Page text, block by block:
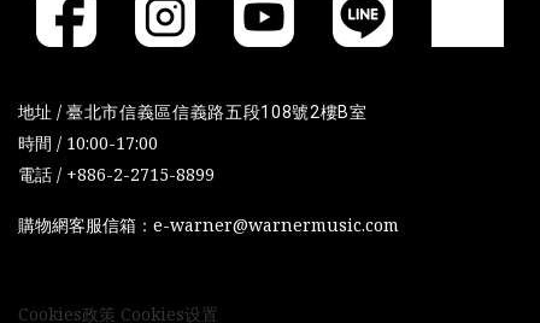
地址 / 臺北市信義區信義路五段108號2樓B室
時間 / 10:00-17:00
電話 / +886-2-2715-8899
購物網客服信箱：e-warner@warnermusic.com
Cookies政策 Cookies设置